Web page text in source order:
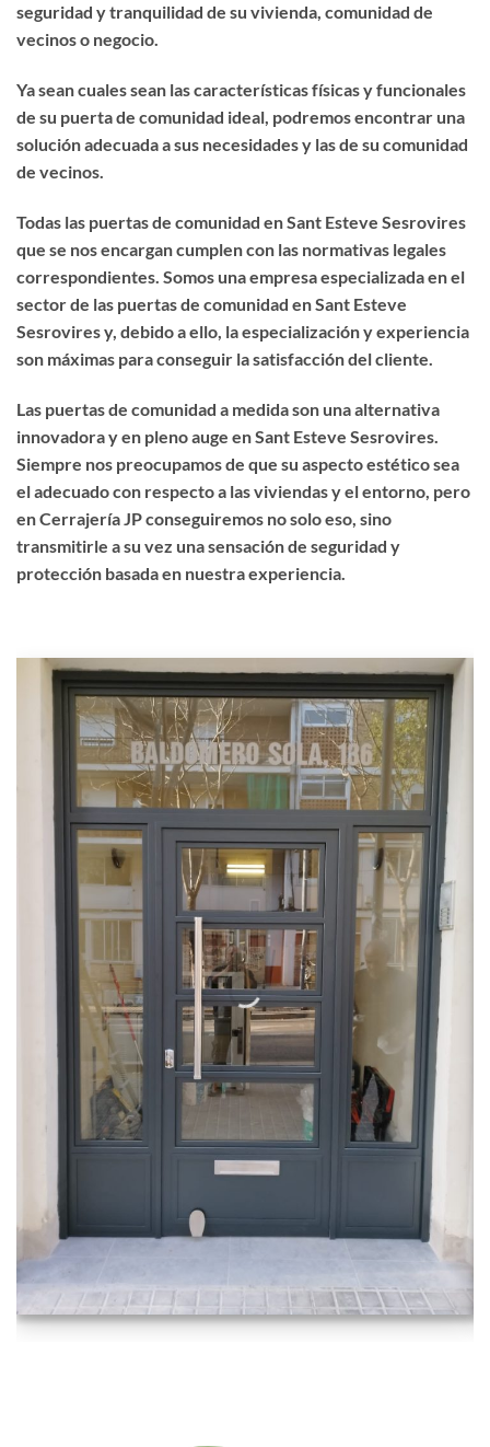
seguridad y tranquilidad de su vivienda, comunidad de
vecinos o negocio.
Ya sean cuales sean las características físicas y funcionales
de su puerta de comunidad ideal, podremos encontrar una
solución adecuada a sus necesidades y las de su comunidad
de vecinos.
Todas las puertas de comunidad en Sant Esteve Sesrovires
que se nos encargan cumplen con las normativas legales
correspondientes. Somos una empresa especializada en el
sector de las puertas de comunidad en Sant Esteve
Sesrovires y, debido a ello, la especialización y experiencia
son máximas para conseguir la satisfacción del cliente.
Las puertas de comunidad a medida son una alternativa
innovadora y en pleno auge en Sant Esteve Sesrovires.
Siempre nos preocupamos de que su aspecto estético sea
el adecuado con respecto a las viviendas y el entorno, pero
en Cerrajería JP conseguiremos no solo eso, sino
transmitirle a su vez una sensación de seguridad y
protección basada en nuestra experiencia.